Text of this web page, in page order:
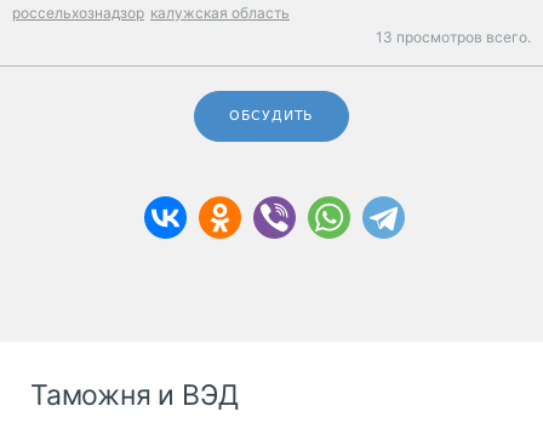
россельхознадзор калужская область
13 просмотров всего.
ОБСУДИТЬ
Таможня и ВЭД